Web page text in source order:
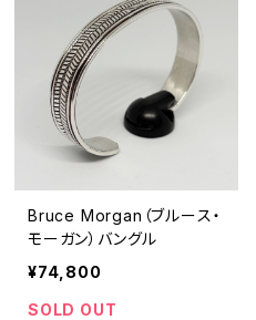
Bruce Morgan（ブルース・
モーガン）バングル
¥74,800
SOLD OUT